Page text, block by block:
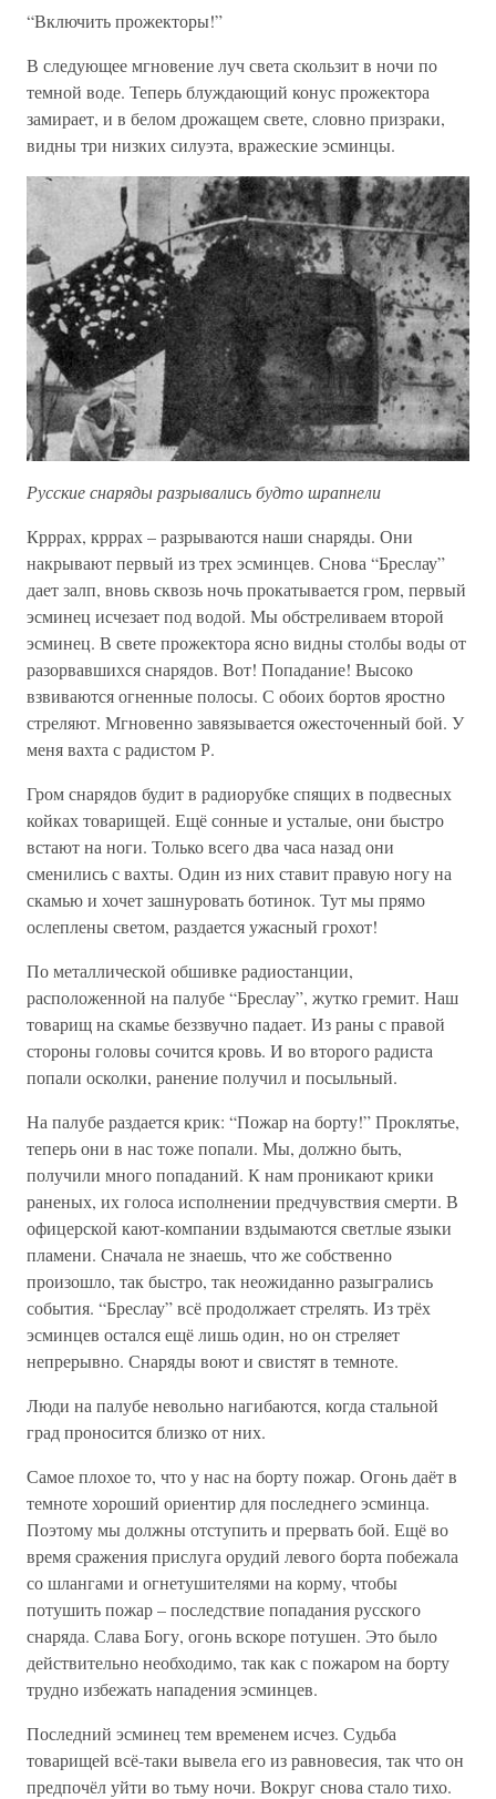
“Включить прожекторы!”
В следующее мгновение луч света скользит в ночи по
темной воде. Теперь блуждающий конус прожектора
замирает, и в белом дрожащем свете, словно призраки,
видны три низких силуэта, вражеские эсминцы.
Русские снаряды разрывались будто шрапнели
Крррах, крррах – разрываются наши снаряды. Они
накрывают первый из трех эсминцев. Снова “Бреслау”
дает залп, вновь сквозь ночь прокатывается гром, первый
эсминец исчезает под водой. Мы обстреливаем второй
эсминец. В свете прожектора ясно видны столбы воды от
разорвавшихся снарядов. Вот! Попадание! Высоко
взвиваются огненные полосы. С обоих бортов яростно
стреляют. Мгновенно завязывается ожесточенный бой. У
меня вахта с радистом Р.
Гром снарядов будит в радиорубке спящих в подвесных
койках товарищей. Ещё сонные и усталые, они быстро
встают на ноги. Только всего два часа назад они
сменились с вахты. Один из них ставит правую ногу на
скамью и хочет зашнуровать ботинок. Тут мы прямо
ослеплены светом, раздается ужасный грохот!
По металлической обшивке радиостанции,
расположенной на палубе “Бреслау”, жутко гремит. Наш
товарищ на скамье беззвучно падает. Из раны с правой
стороны головы сочится кровь. И во второго радиста
попали осколки, ранение получил и посыльный.
На палубе раздается крик: “Пожар на борту!” Проклятье,
теперь они в нас тоже попали. Мы, должно быть,
получили много попаданий. К нам проникают крики
раненых, их голоса исполнении предчувствия смерти. В
офицерской кают-компании вздымаются светлые языки
пламени. Сначала не знаешь, что же собственно
произошло, так быстро, так неожиданно разыгрались
события. “Бреслау” всё продолжает стрелять. Из трёх
эсминцев остался ещё лишь один, но он стреляет
непрерывно. Снаряды воют и свистят в темноте.
Люди на палубе невольно нагибаются, когда стальной
град проносится близко от них.
Самое плохое то, что у нас на борту пожар. Огонь даёт в
темноте хороший ориентир для последнего эсминца.
Поэтому мы должны отступить и прервать бой. Ещё во
время сражения прислуга орудий левого борта побежала
со шлангами и огнетушителями на корму, чтобы
потушить пожар – последствие попадания русского
снаряда. Слава Богу, огонь вскоре потушен. Это было
действительно необходимо, так как с пожаром на борту
трудно избежать нападения эсминцев.
Последний эсминец тем временем исчез. Судьба
товарищей всё-таки вывела его из равновесия, так что он
предпочёл уйти во тьму ночи. Вокруг снова стало тихо.